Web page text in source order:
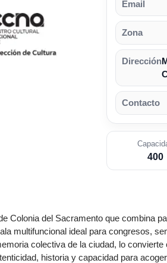
Email
Zona
Dirección
Contacto
400
Colonia del Sacramento que combina
multifuncional ideal para congresos,
colectiva de la ciudad, lo
historia y capacidad para